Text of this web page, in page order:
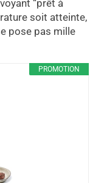
“prêt à
soit atteinte,
pose pas mille
PROMOTION